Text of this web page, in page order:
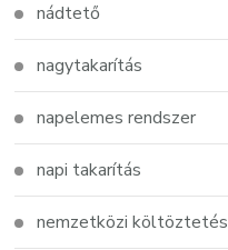
nádtető
nagytakarítás
napelemes rendszer
napi takarítás
nemzetközi költöztetés